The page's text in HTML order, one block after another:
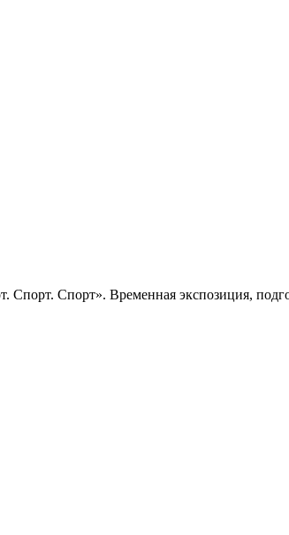
Спорт. Спорт». Временная экспозиция,